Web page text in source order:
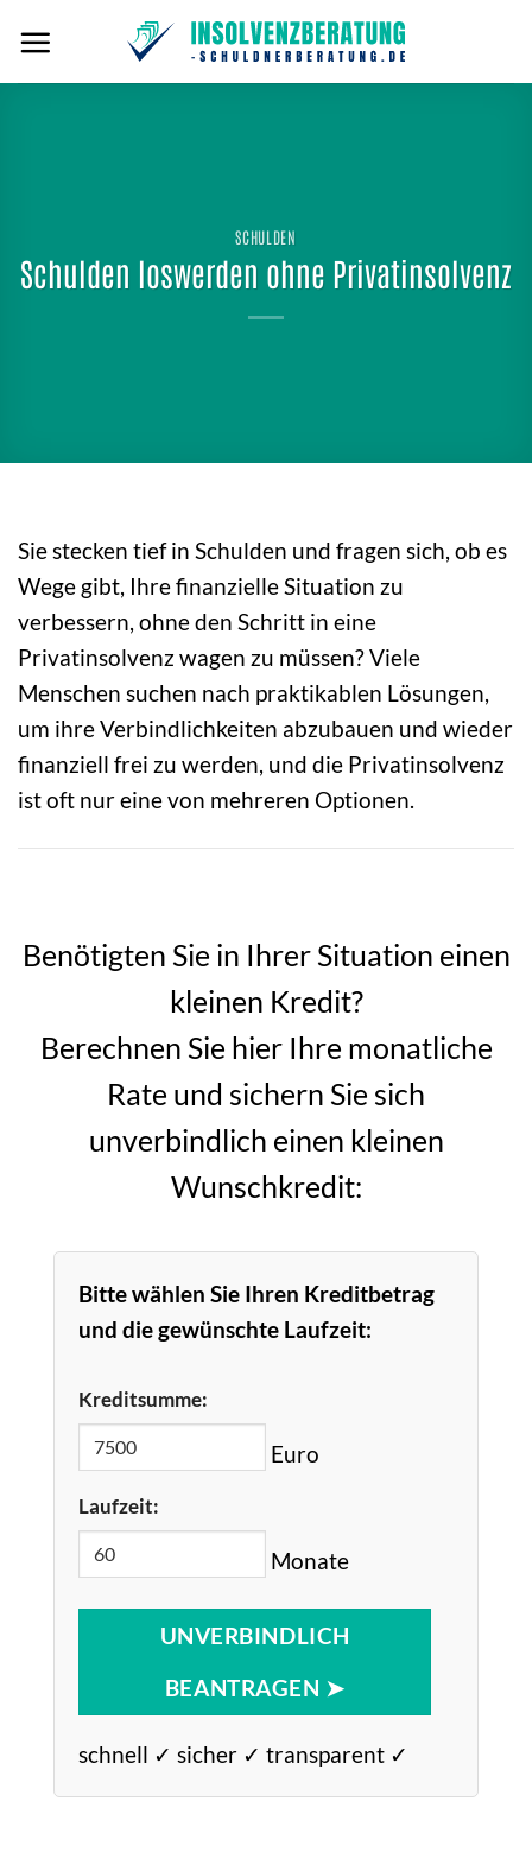
Inhalt
springen
SCHULDEN
Schulden loswerden ohne Privatinsolvenz
Sie stecken tief in Schulden und fragen sich, ob es
Wege gibt, Ihre finanzielle Situation zu
verbessern, ohne den Schritt in eine
Privatinsolvenz wagen zu müssen? Viele
Menschen suchen nach praktikablen Lösungen,
um ihre Verbindlichkeiten abzubauen und wieder
finanziell frei zu werden, und die Privatinsolvenz
ist oft nur eine von mehreren Optionen.
Benötigten Sie in Ihrer Situation einen
kleinen Kredit?
Berechnen Sie hier Ihre monatliche
Rate und sichern Sie sich
unverbindlich einen kleinen
Wunschkredit:
Bitte wählen Sie Ihren Kreditbetrag
und die gewünschte Laufzeit:
Kreditsumme:
Euro
Laufzeit:
Monate
UNVERBINDLICH
BEANTRAGEN ➤
schnell ✓ sicher ✓ transparent ✓